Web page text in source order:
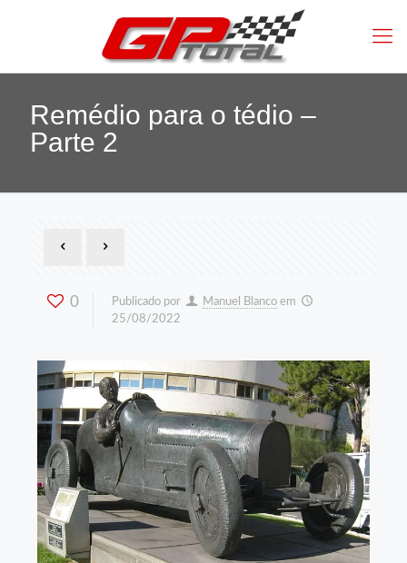
Remédio para o tédio –
Parte 2
0 Publicado por Manuel Blanco em
25/08/2022